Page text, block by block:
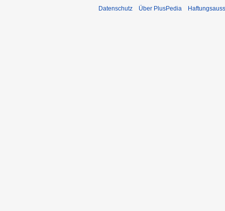
Datenschutz Über PlusPedia